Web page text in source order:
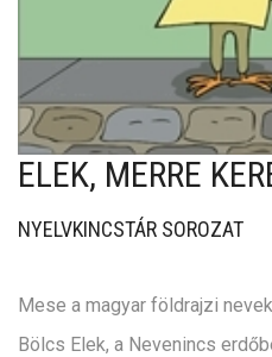
ELEK, MERRE
NYELVKINCSTÁR SOROZAT
Mese a magyar földrajzi
Bölcs Elek, a Nevenincs